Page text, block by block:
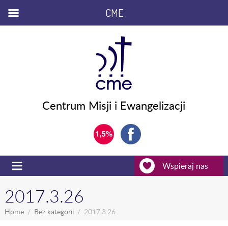
Centrum Misji i Ewangelizacji
Wspieraj nas
2017.3.26
Home Bez kategorii 2017.3.26
CME